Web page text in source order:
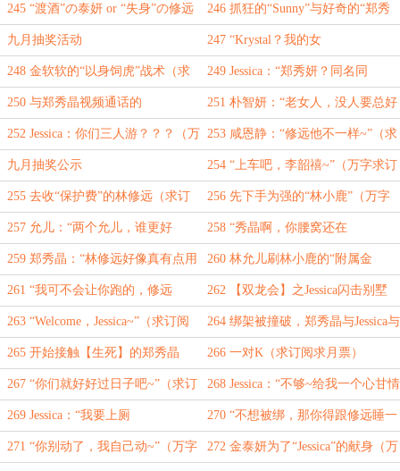
票） 字求订阅求月票）
245 “渡酒”の泰妍 or “失身”の修远
（万字求订阅求月票）
246 抓狂的“Sunny”与好奇的“郑秀
妍”（万字求订阅求月票）
九月抽奖活动 247 “Krystal？我的女
人！！！”（求订阅求月票）
248 金软软的“以身饲虎”战术（求
订阅求月票）
249 Jessica：“郑秀妍？同名同
姓？？”（万字求订阅求月票）
250 与郑秀晶视频通话的
Krystal（万字求订阅求月票）
251 朴智妍：“老女人，没人要总好
过被人绿~”（求订阅求月票）
252 Jessica：你们三人游？？？（万
字求订阅求月票）
253 咸恩静：“修远他不一样~”（求
订阅求月票）
九月抽奖公示 254 “上车吧，李韶禧~”（万字求订
阅求月票）
255 去收“保护费”的林修远（求订
阅求月票）
256 先下手为强的“林小鹿”（万字
重点章求一切）
257 允儿：“两个允儿，谁更好
~”（求订阅求月票）
258 “秀晶啊，你腰窝还在
吗？”（求订阅求月票）
259 郑秀晶：“林修远好像真有点用
~”（求订阅求月票）
260 林允儿刷林小鹿的“附属金
卡”（万字求订阅求月票）
261 “我可不会让你跑的，修远
~”（求订阅求月票）
262 【双龙会】之Jessica闪击别墅
（万字求订阅求月票）
263 “Welcome，Jessica~”（求订阅
求月票）
264 绑架被撞破，郑秀晶与Jessica与
郑秀妍（万字求订阅求月票）
265 开始接触【生死】的郑秀晶
（万字求订阅求月票）
266 一对K（求订阅求月票）
267 “你们就好好过日子吧~”（求订
阅求月票）
268 Jessica：“不够~给我一个心甘情
愿的理由”（求订阅求月票）
269 Jessica：“我要上厕
所！！！”（万字求订阅求月票）
270 “不想被绑，那你得跟修远睡一
起呢~”（万字求订阅求月票）
271 “你别动了，我自己动~”（万字 272 金泰妍为了“Jessica”的献身（万